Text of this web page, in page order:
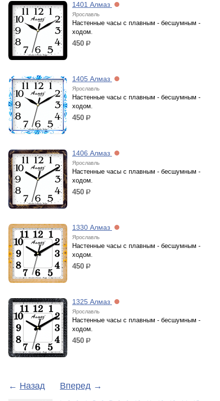
1401 Алмаз
Ярославль
Настенные часы с плавным - бесшумным -
ходом.
450 р.
1405 Алмаз
Ярославль
Настенные часы с плавным - бесшумным -
ходом.
450 р.
1406 Алмаз
Ярославль
Настенные часы с плавным - бесшумным -
ходом.
450 р.
1330 Алмаз
Ярославль
Настенные часы с плавным - бесшумным -
ходом.
450 р.
1325 Алмаз
Ярославль
Настенные часы с плавным - бесшумным -
ходом.
450 р.
← Назад Вперед →